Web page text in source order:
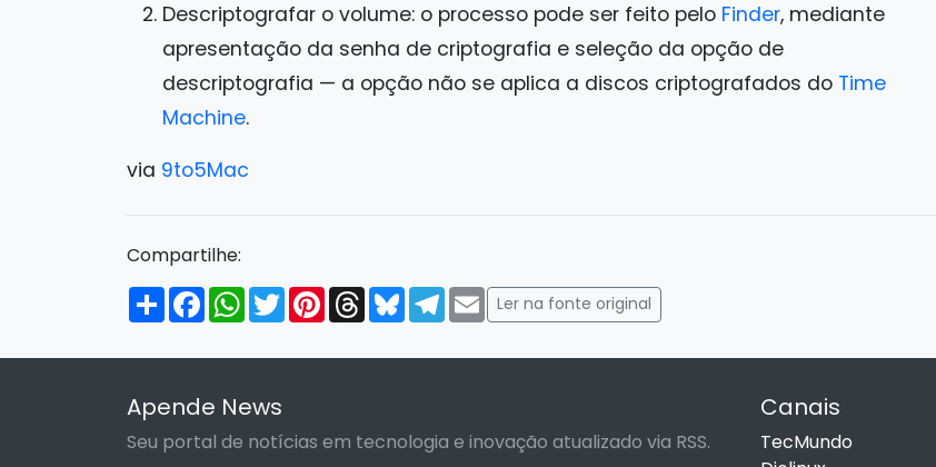
Descriptografar o volume: o processo pode ser feito pelo Finder, mediante
apresentação da senha de criptografia e seleção da opção de
descriptografia — a opção não se aplica a discos criptografados do Time
Machine.
via 9to5Mac
Compartilhe:
Compartilhar
FacebookWhatsApp
TwitterPinterestThreadsBlueskyTelegram
Email
Ler na fonte original
Apende News
Seu portal de notícias em tecnologia e inovação atualizado via RSS.
Canais
TecMundo